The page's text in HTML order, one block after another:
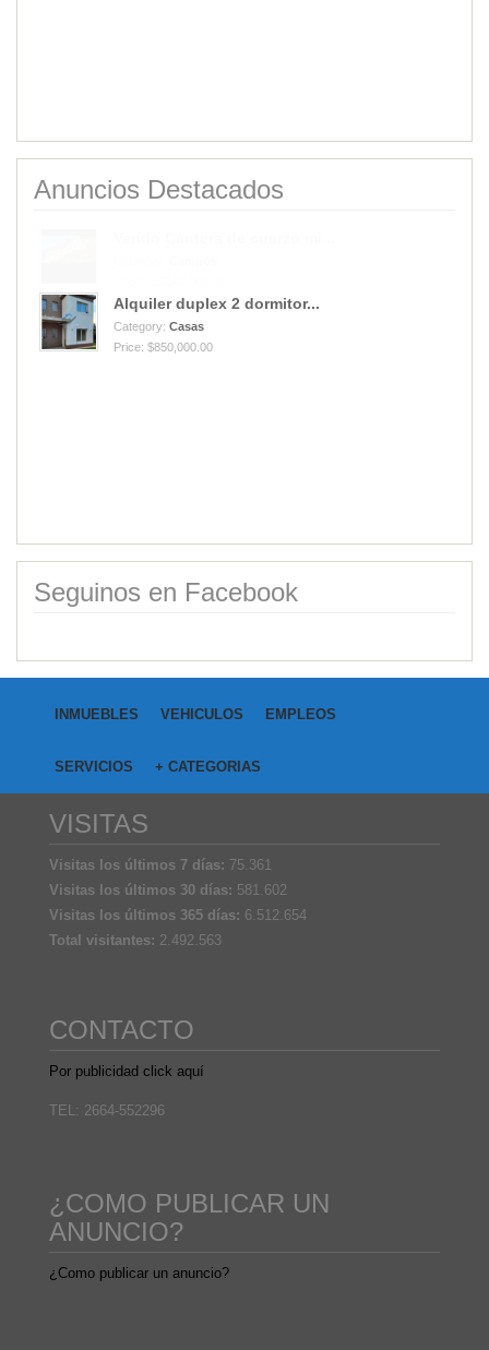
Anuncios Destacados
Alquiler duplex 2 dormitor...
Category: Casas
Price: $850,000.00
Seguinos en Facebook
INMUEBLES VEHICULOS EMPLEOS
SERVICIOS + CATEGORIAS
VISITAS
Visitas los últimos 7 días: 75.361
Visitas los últimos 30 días: 581.602
Visitas los últimos 365 días: 6.512.654
Total visitantes: 2.492.563
CONTACTO
Por publicidad click aquí
TEL: 2664-552296
¿COMO PUBLICAR UN
ANUNCIO?
¿Como publicar un anuncio?